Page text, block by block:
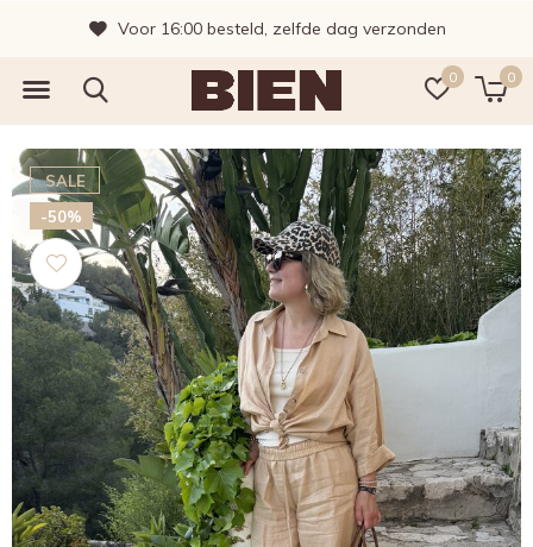
0 0
Voor 16:00 besteld, zelfde dag verzonden
SALE
-50%